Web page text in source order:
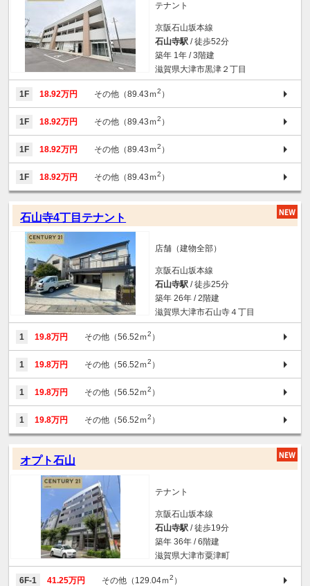
テナント
京阪石山坂本線
石山寺駅 / 徒歩52分
築年 1年 / 3階建
滋賀県大津市黒津２丁目
1F 18.92万円 その他（89.43ｍ2 ）
1F 18.92万円 その他（89.43ｍ2 ）
1F 18.92万円 その他（89.43ｍ2 ）
1F 18.92万円 その他（89.43ｍ2 ）
石山寺4丁目テナント
店舗（建物全部）
京阪石山坂本線
石山寺駅 / 徒歩25分
築年 26年 / 2階建
滋賀県大津市石山寺４丁目
1 19.8万円 その他（56.52ｍ2 ）
1 19.8万円 その他（56.52ｍ2 ）
1 19.8万円 その他（56.52ｍ2 ）
1 19.8万円 その他（56.52ｍ2 ）
オプト石山
テナント
京阪石山坂本線
石山寺駅 / 徒歩19分
築年 36年 / 6階建
滋賀県大津市粟津町
6F-1 41.25万円 その他（129.04ｍ2 ）